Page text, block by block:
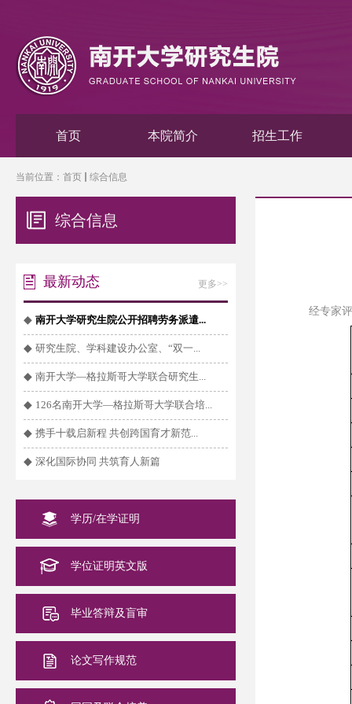
首页 本院简介 招生工作
当前位置： 首页 综合信息
综合信息
最新动态 更多>>
◆ 南开大学研究生院公开招聘劳务派遣...
◆ 研究生院、学科建设办公室、“双一...
◆ 南开大学—格拉斯哥大学联合研究生...
◆ 126名南开大学—格拉斯哥大学联合培...
◆ 携手十载启新程 共创跨国育才新范...
◆ 深化国际协同 共筑育人新篇
学历/在学证明
学位证明英文版
毕业答辩及盲审
论文写作规范
经专家